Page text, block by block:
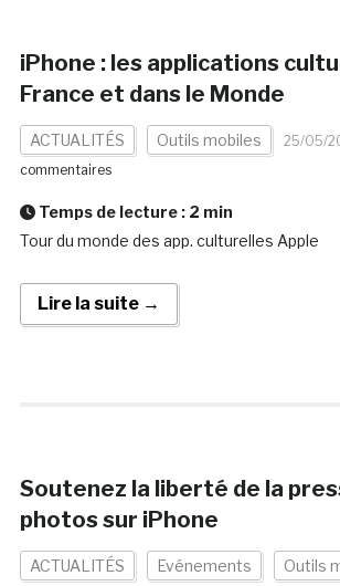
iPhone : les applications
France et dans le Monde
ACTUALITÉS Outils mobiles 25/05/
commentaires
Temps de lecture : 2 min
Tour du monde des app. culturelles Apple
Lire la suite →
Soutenez la liberté de la
photos sur iPhone
ACTUALITÉS Evénements Outils